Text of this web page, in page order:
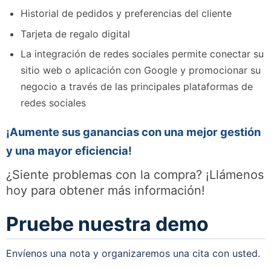
Historial de pedidos y preferencias del cliente
Tarjeta de regalo digital
La integración de redes sociales permite conectar su
sitio web o aplicación con Google y promocionar su
negocio a través de las principales plataformas de
redes sociales
¡Aumente sus ganancias con una mejor gestión
y una mayor eficiencia!
¿Siente problemas con la compra? ¡Llámenos
hoy para obtener más información!
Pruebe nuestra demo
Envíenos una nota y organizaremos una cita con usted.